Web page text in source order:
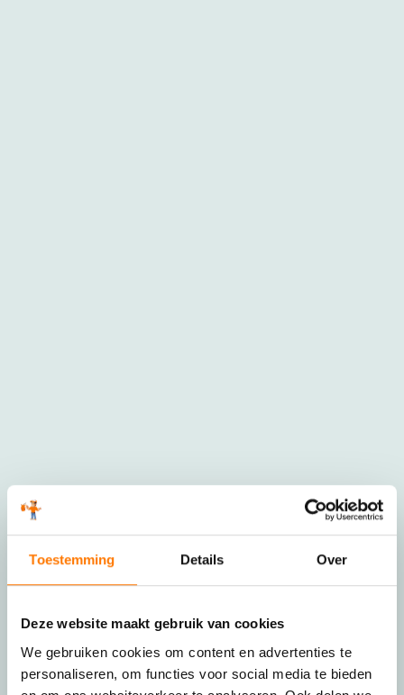
Toestemming Details Over
Deze website maakt gebruik van cookies
We gebruiken cookies om content en advertenties te
personaliseren, om functies voor social media te bieden